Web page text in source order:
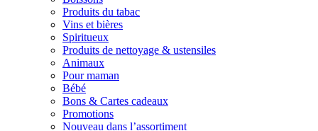
Produits du tabac
Vins et bières
Spiritueux
Produits de nettoyage & ustensiles
Animaux
Pour maman
Bébé
Bons & Cartes cadeaux
Promotions
Nouveau dans l’assortiment